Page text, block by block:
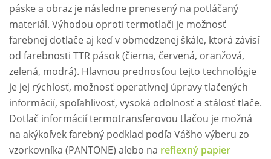
páske a obraz je následne prenesený na potláčaný
materiál. Výhodou oproti termotlači je možnosť
farebnej dotlače aj keď v obmedzenej škále, ktorá závisí
od farebnosti TTR pások (čierna, červená, oranžová,
zelená, modrá). Hlavnou prednosťou tejto technológie
je jej rýchlosť, možnosť operatívnej úpravy tlačených
informácií, spoľahlivosť, vysoká odolnosť a stálosť tlače.
Dotlač informácií termotransferovou tlačou je možná
na akýkoľvek farebný podklad podľa Vášho výberu zo
vzorkovníka (PANTONE) alebo na reflexný papier